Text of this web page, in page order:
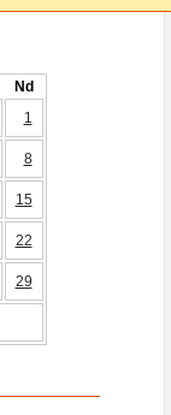
Nd
1
8
15
22
29